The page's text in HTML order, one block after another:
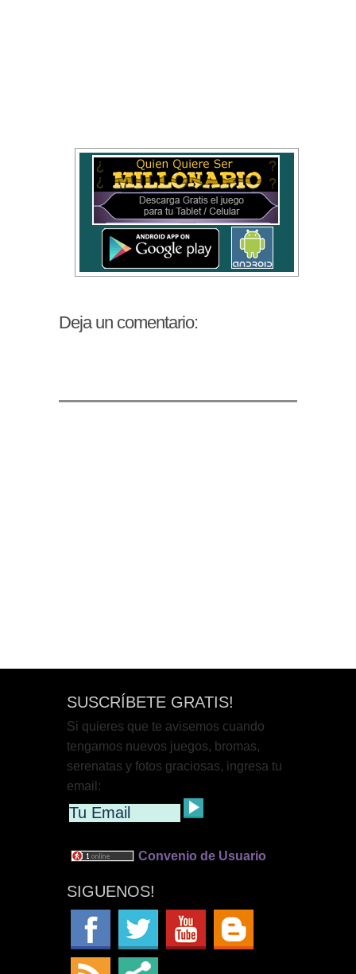
Deja un comentario:
SUSCRÍBETE GRATIS!
Si quieres que te avisemos cuando
tengamos nuevos juegos, bromas,
serenatas y fotos graciosas, ingresa tu
email:
Convenio de Usuario
SIGUENOS!